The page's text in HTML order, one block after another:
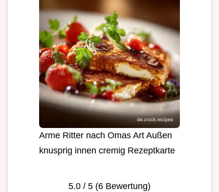
Arme Ritter nach Omas Art Außen
knusprig innen cremig Rezeptkarte
5.0 / 5 (6 Bewertung)